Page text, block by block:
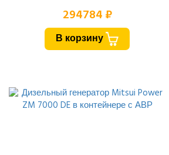
294784 ₽
В корзину